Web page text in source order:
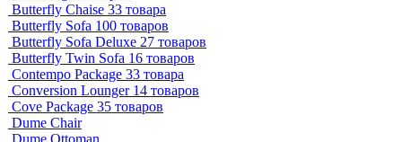
Butterfly Chaise 33 товара
Butterfly Sofa 100 товаров
Butterfly Sofa Deluxe 27 товаров
Butterfly Twin Sofa 16 товаров
Contempo Package 33 товара
Conversion Lounger 14 товаров
Cove Package 35 товаров
Dume Chair
Dume Ottoman